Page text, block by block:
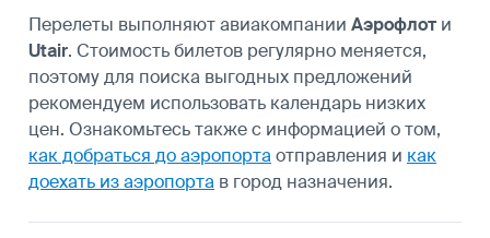
Перелеты выполняют авиакомпании Аэрофлот и
Utair. Стоимость билетов регулярно меняется,
поэтому для поиска выгодных предложений
рекомендуем использовать календарь низких
цен. Ознакомьтесь также с информацией о том,
как добраться до аэропорта отправления и как
доехать из аэропорта в город назначения.